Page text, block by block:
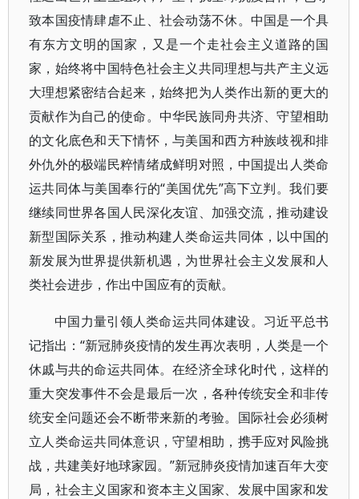
致本国疫情肆虐不止、社会动荡不休。中国是一个具
有东方文明的国家，又是一个走社会主义道路的国
家，始终将中国特色社会主义共同理想与共产主义远
大理想紧密结合起来，始终把为人类作出新的更大的
贡献作为自己的使命。中华民族同舟共济、守望相助
的文化底色和天下情怀，与美国和西方种族歧视和排
外仇外的极端民粹情绪成鲜明对照，中国提出人类命
运共同体与美国奉行的“美国优先”高下立判。我们要
继续同世界各国人民深化友谊、加强交流，推动建设
新型国际关系，推动构建人类命运共同体，以中国的
新发展为世界提供新机遇，为世界社会主义发展和人
类社会进步，作出中国应有的贡献。
中国力量引领人类命运共同体建设。习近平总书
记指出：“新冠肺炎疫情的发生再次表明，人类是一个
休戚与共的命运共同体。在经济全球化时代，这样的
重大突发事件不会是最后一次，各种传统安全和非传
统安全问题还会不断带来新的考验。国际社会必须树
立人类命运共同体意识，守望相助，携手应对风险挑
战，共建美好地球家园。”新冠肺炎疫情加速百年大变
局，社会主义国家和资本主义国家、发展中国家和发